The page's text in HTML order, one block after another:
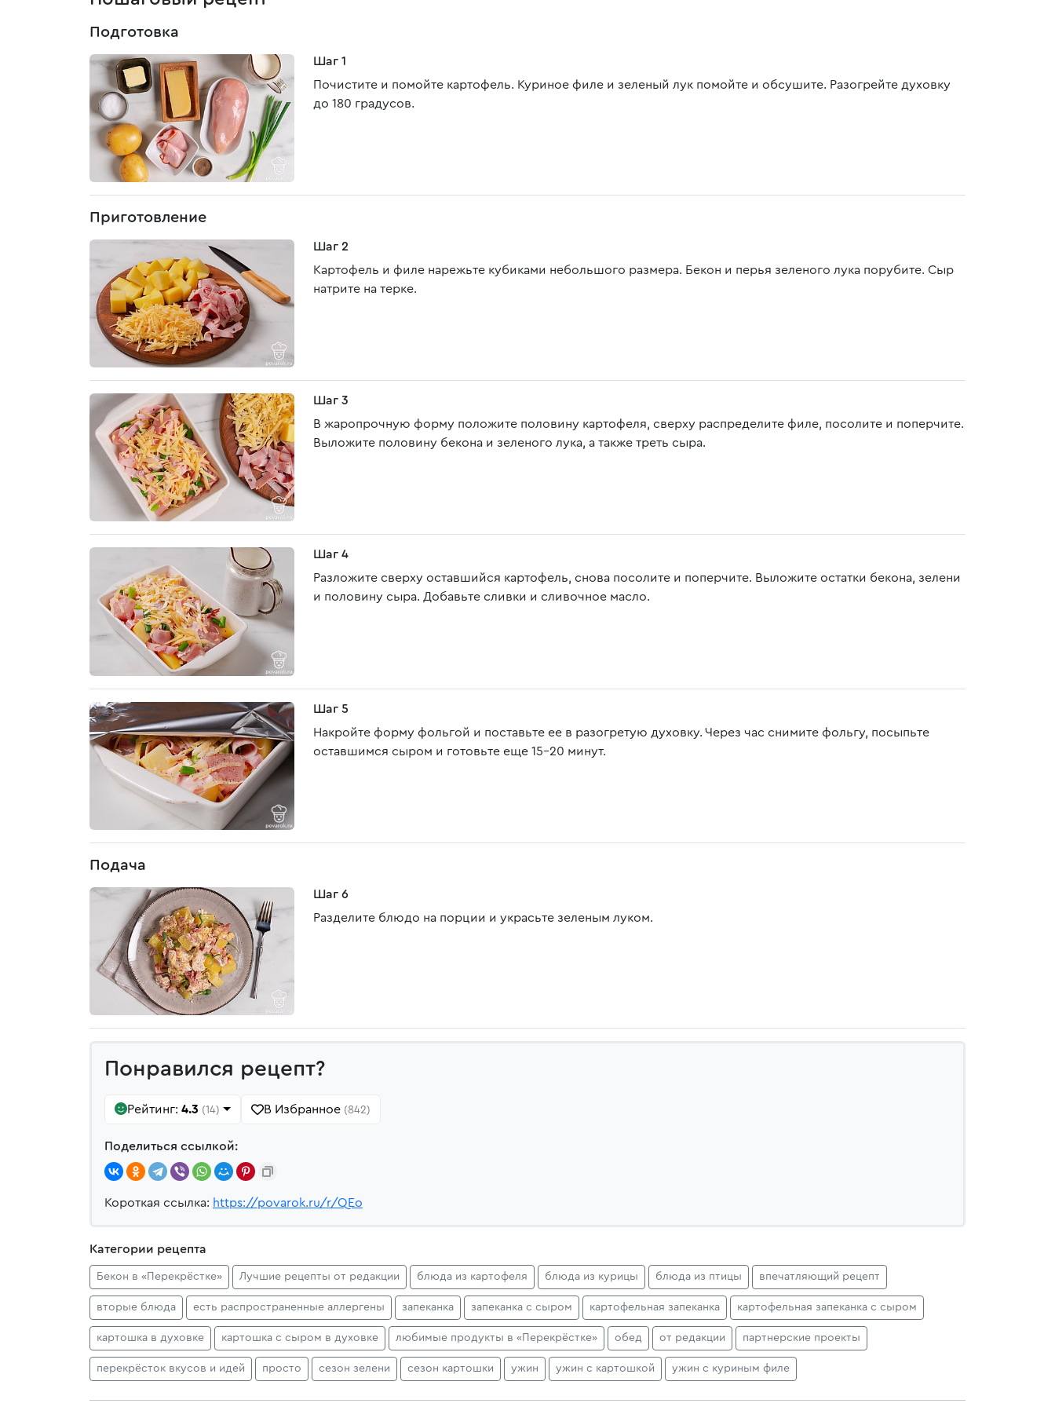
Подготовка
Шаг 1
Почистите и помойте картофель. Куриное филе и зеленый лук помойте и обсушите. Разогрейте духовку
до 180 градусов.
Приготовление
Шаг 2
Картофель и филе нарежьте кубиками небольшого размера. Бекон и перья зеленого лука порубите. Сыр
натрите на терке.
Шаг 3
В жаропрочную форму положите половину картофеля, сверху распределите филе, посолите и поперчите.
Выложите половину бекона и зеленого лука, а также треть сыра.
Шаг 4
Разложите сверху оставшийся картофель, снова посолите и поперчите. Выложите остатки бекона, зелени
и половину сыра. Добавьте сливки и сливочное масло.
Шаг 5
Накройте форму фольгой и поставьте ее в разогретую духовку. Через час снимите фольгу, посыпьте
оставшимся сыром и готовьте еще 15-20 минут.
Подача
Шаг 6
Разделите блюдо на порции и украсьте зеленым луком.
Понравился рецепт?
Рейтинг: 4.3 (14) В Избранное (842)
Поделиться ссылкой:
Короткая ссылка: https://povarok.ru/r/QEo
Категории рецепта
Бекон в «Перекрёстке» Лучшие рецепты от редакции блюда из картофеля блюда из курицы блюда из птицы впечатляющий рецепт
вторые блюда есть распространенные аллергены запеканка запеканка с сыром картофельная запеканка картофельная запеканка с сыром
картошка в духовке картошка с сыром в духовке любимые продукты в «Перекрёстке» обед от редакции партнерские проекты
перекрёсток вкусов и идей просто сезон зелени сезон картошки ужин ужин с картошкой ужин с куриным филе